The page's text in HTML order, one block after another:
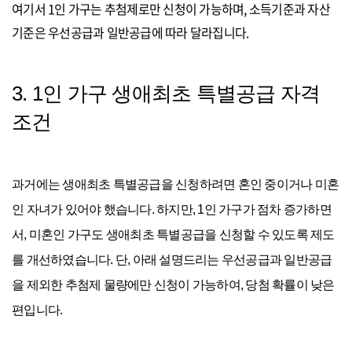
여기서 1인 가구는 추첨제로만 신청이 가능하며, 소득기준과 자산
기준은 우선공급과 일반공급에 따라 달라집니다.
3. 1인 가구 생애최초 특별공급 자격
조건
과거에는 생애최초 특별공급을 신청하려면 혼인 중이거나 미혼
인 자녀가 있어야 했습니다. 하지만, 1인 가구가 점차 증가하면
서, 미혼인 가구도 생애최초 특별공급을 신청할 수 있도록 제도
를 개선하였습니다. 단, 아래 설명드리는 우선공급과 일반공급
을 제외한 추첨제 물량에만 신청이 가능하여, 당첨 확률이 낮은
편입니다.